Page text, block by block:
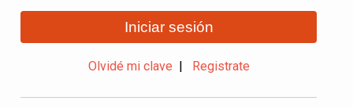
Iniciar sesión
Olvidé mi clave Registrate